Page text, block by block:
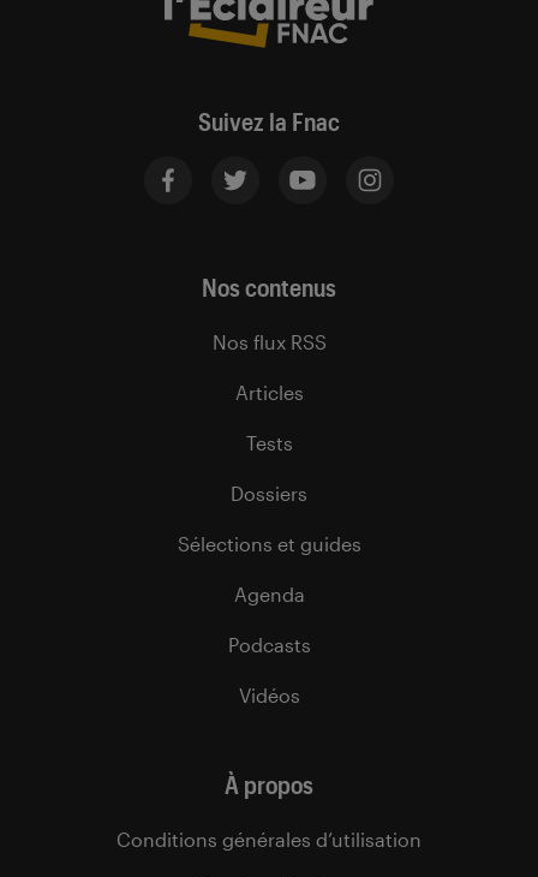
Suivez la Fnac
Nos contenus
Nos flux RSS
Articles
Tests
Dossiers
Sélections et guides
Agenda
Podcasts
Vidéos
À propos
Conditions générales d’utilisation